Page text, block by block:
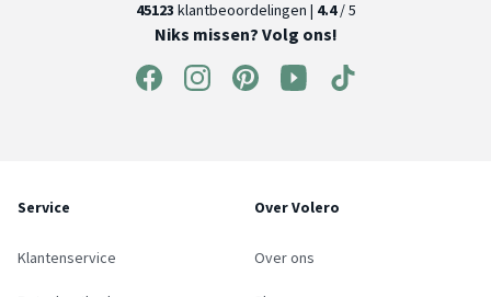
45123 klantbeoordelingen | 4.4/ 5
Niks missen? Volg ons!
Service
Klantenservice
Over Volero
Over ons